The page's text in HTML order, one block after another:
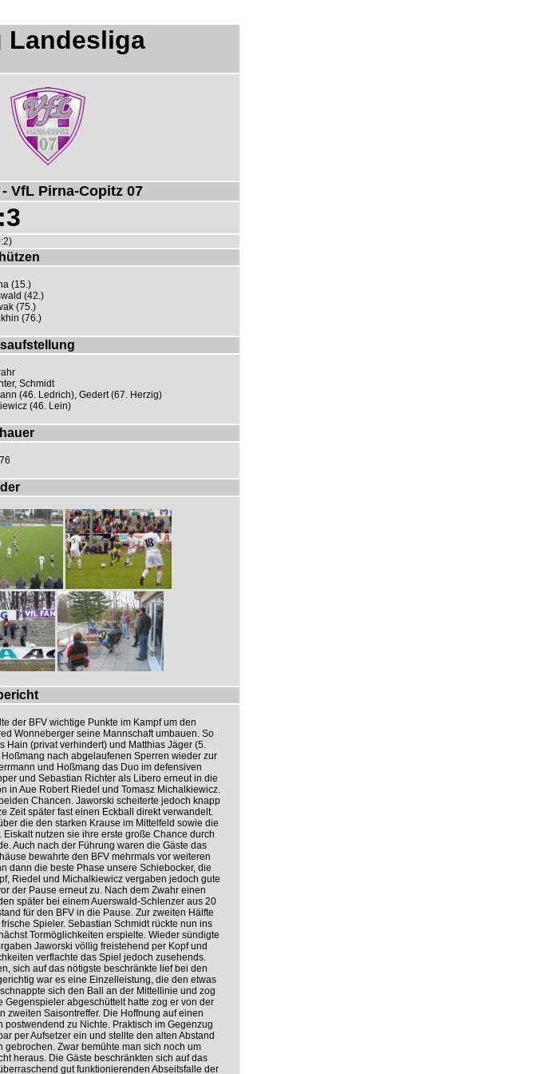
Landesliga
VfL Pirna-Copitz 07
(15.)
(42.)
(75.)
(76.)
Schmidt
(46. Ledrich), Gedert (67. Herzig)
(46. Lein)
der BFV wichtige Punkte im Kampf um den
Wonneberger seine Mannschaft umbauen. So
Hain (privat verhindert) und Matthias Jäger (5.
nach abgelaufenen Sperren wieder zur
und Hoßmang das Duo im defensiven
und Sebastian Richter als Libero erneut in die
in Aue Robert Riedel und Tomasz Michalkiewicz.
Chancen. Jaworski scheiterte jedoch knapp
Zeit später fast einen Eckball direkt verwandelt.
die den starken Krause im Mittelfeld sowie die
nutzen sie ihre erste große Chance durch
Auch nach der Führung waren die Gäste das
bewahrte den BFV mehrmals vor weiteren
dann die beste Phase unsere Schiebocker, die
Riedel und Michalkiewicz vergaben jedoch gute
der Pause erneut zu. Nach dem Zwahr einen
später bei einem Auerswald-Schlenzer aus 20
für den BFV in die Pause. Zur zweiten Hälfte
Spieler. Sebastian Schmidt rückte nun ins
Tormöglichkeiten erspielte. Wieder sündigte
Jaworski völlig freistehend per Kopf und
verflachte das Spiel jedoch zusehends.
sich auf das nötigste beschränkte lief bei den
war es eine Einzelleistung, die den etwas
sich den Ball an der Mittellinie und zog
abgeschüttelt hatte zog er von der
zweiten Saisontreffer. Die Hoffnung auf einen
zu Nichte. Praktisch im Gegenzug
per Aufsetzer ein und stellte den alten Abstand
gebrochen. Zwar bemühte man sich noch um
heraus. Die Gäste beschränkten sich auf das
gut funktionierenden Abseitsfalle der